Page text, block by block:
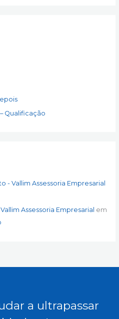
Qualificação
- Vallim Assessoria Empresarial
Assessoria Empresarial em
a ultrapassar